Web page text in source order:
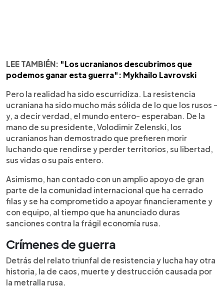
LEE TAMBIÉN: "Los ucranianos descubrimos que
podemos ganar esta guerra": Mykhailo Lavrovski
Pero la realidad ha sido escurridiza. La resistencia
ucraniana ha sido mucho más sólida de lo que los rusos -
y, a decir verdad, el mundo entero- esperaban. De la
mano de su presidente, Volodimir Zelenski, los
ucranianos han demostrado que prefieren morir
luchando que rendirse y perder territorios, su libertad,
sus vidas o su país entero.
Asimismo, han contado con un amplio apoyo de gran
parte de la comunidad internacional que ha cerrado
filas y se ha comprometido a apoyar financieramente y
con equipo, al tiempo que ha anunciado duras
sanciones contra la frágil economía rusa.
Crímenes de guerra
Detrás del relato triunfal de resistencia y lucha hay otra
historia, la de caos, muerte y destrucción causada por
la metralla rusa.